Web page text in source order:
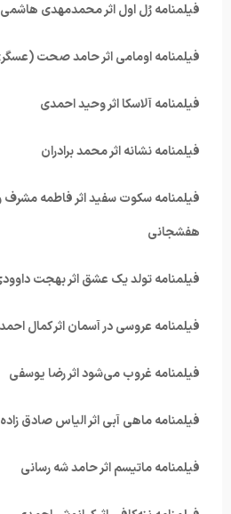
فیلمنامه رُل اول اثر محمدمهدی
فیلمنامه اومامی اثر حامد صحت
فیلمنامه آلاسکا اثر وحید احمدی
فیلمنامه نشانه اثر محمد برادران
فیلمنامه سکوت سفید اثر فاطمه
هفشجانی
فیلمنامه تولد یک عشق اثر بهجت
فیلمنامه عروسی در آسمان اثر کمال
فیلمنامه غروب می‌شود اثر رضا یوسفی
فیلمنامه ماهی آبی اثر الیاس صادق زاده
فیلمنامه ماتیسم اثر حامد شه رسانی